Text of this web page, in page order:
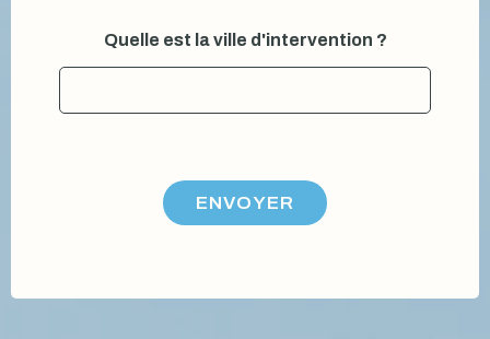
Quelle est la ville d'intervention ?
ENVOYER